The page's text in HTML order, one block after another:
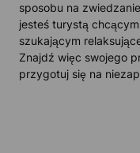
sposobu na
jesteś turystą
szukającym
Znajdź więc swojego
przygotuj się na